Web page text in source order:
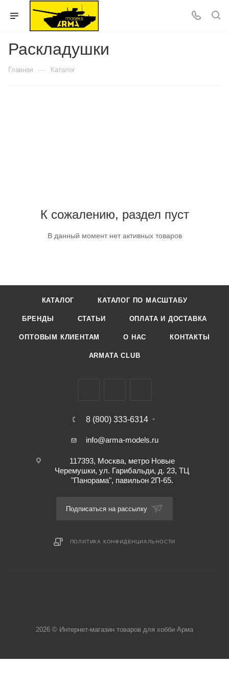
Раскладушки
Главная — Каталог
К сожалению, раздел пуст
В данный момент нет активных товаров
КАТАЛОГ КАТАЛОГ ПО МАСШТАБУ
БРЕНДЫ СТАТЬИ ОПЛАТА И ДОСТАВКА
ОПТОВЫМ КЛИЕНТАМ О НАС КОНТАКТЫ
ARMATA CLUB
8 (800) 333-6314
info@arma-models.ru
117393, Москва, метро Новые
Черемушки, ул. Гарибальди, д. 23, ТЦ
"Панорама", павильон 2П-65.
Подписаться на рассылку
ПОЛИТИКА КОНФИДЕНЦИАЛЬНОСТИ
2026 © Интернет-магазин товаров для хобби Арма